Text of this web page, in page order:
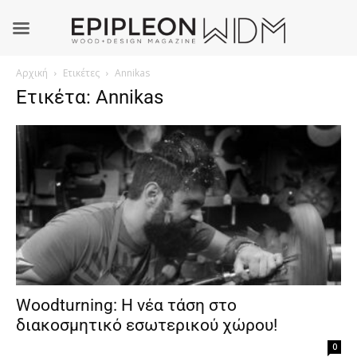
Αρχική Ετικέτες Annikas
Ετικέτα: Annikas
Woodturning: Η νέα τάση στο
διακοσμητικό εσωτερικού χώρου!
0